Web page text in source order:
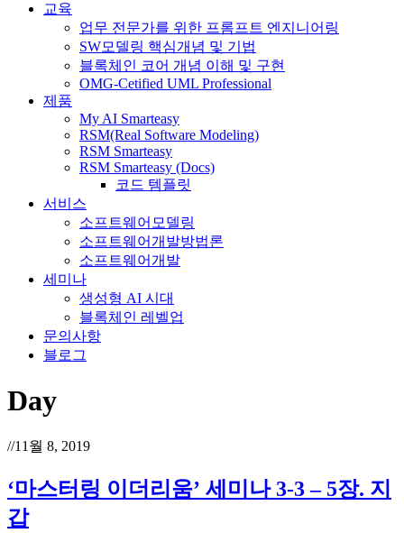
교육
업무 전문가를 위한 프롬프트 엔지니어링
SW모델링 핵심개념 및 기법
블록체인 코어 개념 이해 및 구현
OMG-Cetified UML Professional
제품
My AI Smarteasy
RSM(Real Software Modeling)
RSM Smarteasy
RSM Smarteasy (Docs)
코드 템플릿
서비스
소프트웨어모델링
소프트웨어개발방법론
소프트웨어개발
세미나
생성형 AI 시대
블록체인 레벨업
문의사항
블로그
Day
//11월 8, 2019
‘마스터링 이더리움’ 세미나 3-3 – 5장. 지
갑